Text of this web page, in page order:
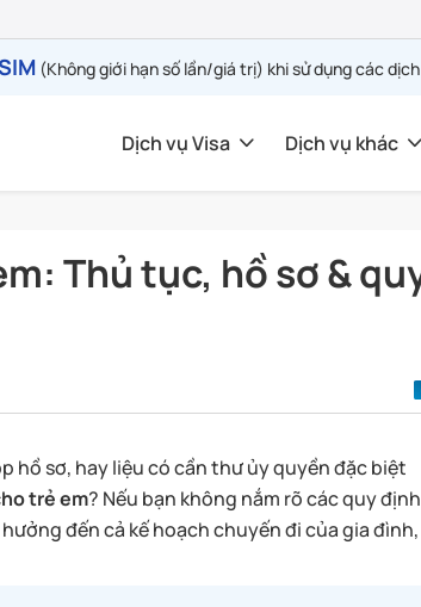
(Không giới hạn số lần/giá trị) khi sử dụng các
Dịch vụ Visa Dịch vụ khác
Thủ tục, hồ sơ &
hồ sơ, hay liệu có cần thư ủy quyền đặc biệt
trẻ em? Nếu bạn không nắm rõ các quy định
đến cả kế hoạch chuyến đi của gia đình,